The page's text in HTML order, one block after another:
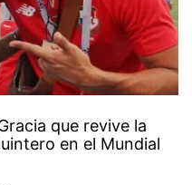
que revive la
en el Mundial